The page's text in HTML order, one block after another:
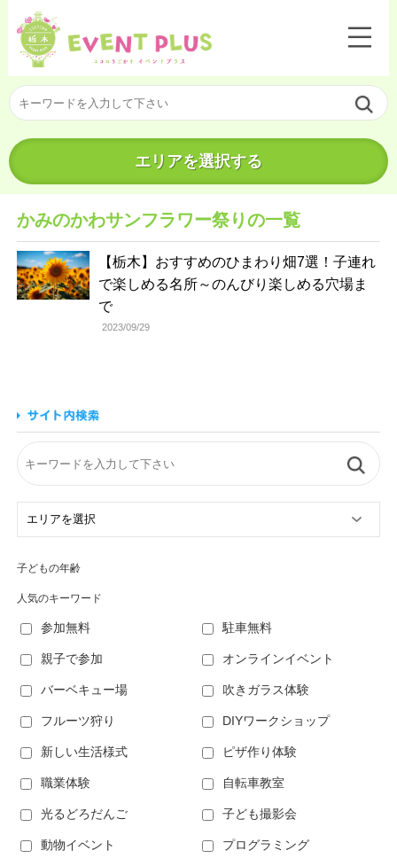
エリアを選択する
かみのかわサンフラワー祭りの一覧
【栃木】おすすめのひまわり畑7選！子連れ
で楽しめる名所～のんびり楽しめる穴場ま
で
2023/09/29
子どもの年齢
人気のキーワード
参加無料 駐車無料
親子で参加 オンラインイベント
バーベキュー場 吹きガラス体験
フルーツ狩り DIYワークショップ
新しい生活様式 ピザ作り体験
職業体験 自転車教室
光るどろだんご 子ども撮影会
動物イベント プログラミング